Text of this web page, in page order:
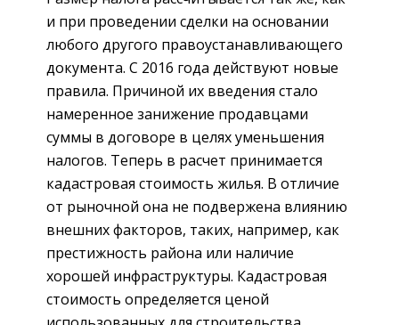
и при проведении сделки на основании
любого другого правоустанавливающего
документа. С 2016 года действуют новые
правила. Причиной их введения стало
намеренное занижение продавцами
суммы в договоре в целях уменьшения
налогов. Теперь в расчет принимается
кадастровая стоимость жилья. В отличие
от рыночной она не подвержена влиянию
внешних факторов, таких, например, как
престижность района или наличие
хорошей инфраструктуры. Кадастровая
стоимость определяется ценой